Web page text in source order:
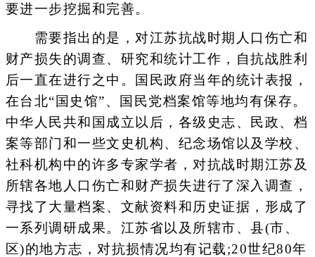
要进一步挖掘和完善。
需要指出的是，对江苏抗战时期人口伤亡和
财产损失的调查、研究和统计工作，自抗战胜利
后一直在进行之中。国民政府当年的统计表报，
在台北“国史馆”、国民党档案馆等地均有保存。
中华人民共和国成立以后，各级史志、民政、档
案等部门和一些文史机构、纪念场馆以及学校、
社科机构中的许多专家学者，对抗战时期江苏及
所辖各地人口伤亡和财产损失进行了深入调查，
寻找了大量档案、文献资料和历史证据，形成了
一系列调研成果。江苏省以及所辖市、县(市、
区)的地方志，对抗损情况均有记载;20世纪80年